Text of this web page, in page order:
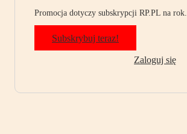
Promocja dotyczy subskrypcji RP.PL na rok.
Subskrybuj teraz!
Zaloguj się